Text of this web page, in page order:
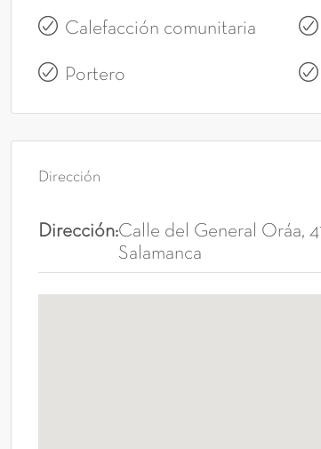
Calefacción comunitaria
Portero
Dirección
Dirección:Calle del General Oráa,
Salamanca